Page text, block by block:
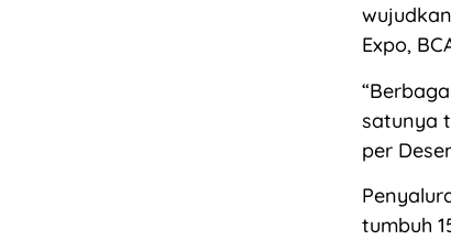
Expo,
satunya
per
tumbuh